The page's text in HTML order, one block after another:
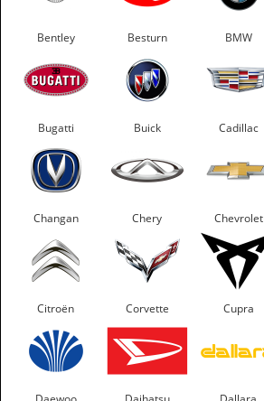
Bentley Besturn BMW
Bugatti Buick Cadillac
Changan Chery Chevrolet
Citroën Corvette Cupra